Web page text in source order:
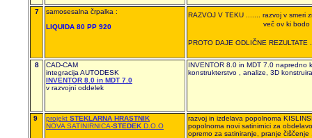
7
samosesalna črpalka :
LIQUIDA 80 PP 920
RAZVOJ V TEKU ....... razvoj v smeri
več ov ki bodo v
PROTO DAJE ODLIČNE
8
CAD-CAM
integracija AUTODESK
INVENTOR 8.0 in MDT 7.0
v razvojni oddelek
INVENTOR 8.0 in MDT 7.0 napredno
konstrukterstvo , analize, 3D
9 projekt STEKLARNA HRASTNIK
NOVA SATINIRNICA-STEDEK D.O.O
razvoj in izdelava popolnoma
popolnoma novi satinirnici za
opremo za satiniranje, pranje